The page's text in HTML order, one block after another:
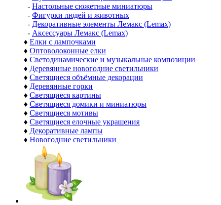
- Настольные сюжетные миниатюры
- Фигурки людей и животных
- Декоративные элементы Лемакс (Lemax)
- Аксессуары Лемакс (Lemax)
♦ Елки с лампочками
♦ Оптоволоконные елки
♦ Светодинамические и музыкальные композиции
♦ Деревянные новогодние светильники
♦ Светящиеся объёмные декорации
♦ Деревянные горки
♦ Светящиеся картины
♦ Светящиеся домики и миниатюры
♦ Светящиеся мотивы
♦ Светящиеся елочные украшения
♦ Декоративные лампы
♦ Новогодние светильники